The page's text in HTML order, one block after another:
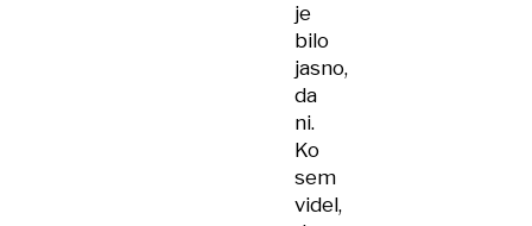
je
bilo
jasno,
da
ni.
Ko
sem
videl,